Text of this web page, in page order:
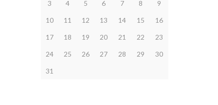
3 4 5 6 7 8 9
10 11 12 13 14 15 16
17 18 19 20 21 22 23
24 25 26 27 28 29 30
31